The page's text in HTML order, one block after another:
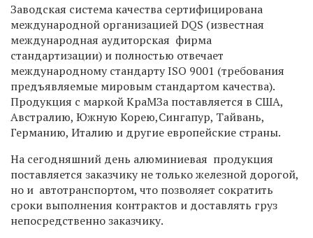
Заводская система качества сертифицирована
международной организацией DQS (известная
международная аудиторская фирма
стандартизации) и полностью отвечает
международному стандарту ISO 9001 (требования
предъявляемые мировым стандартом качества).
Продукция с маркой КраМЗа поставляется в США,
Австралию, Южную Корею,Сингапур, Тайвань,
Германию, Италию и другие европейские страны.
На сегодняшний день алюминиевая продукция
поставляется заказчику не только железной дорогой,
но и автотранспортом, что позволяет сократить
сроки выполнения контрактов и доставлять груз
непосредственно заказчику.